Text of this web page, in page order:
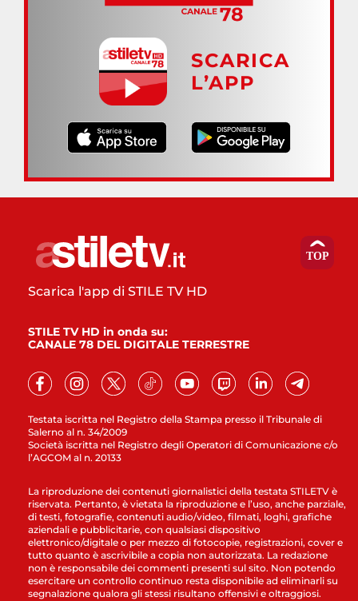
SCARICA
L’APP
Testata iscritta nel Registro della Stampa presso il Tribunale di
Salerno al n. 34/2009
Società iscritta nel Registro degli Operatori di Comunicazione c/o
l’AGCOM al n. 20133
Scarica l'app di STILE TV HD
STILE TV HD in onda su:
CANALE 78 DEL DIGITALE TERRESTRE
La riproduzione dei contenuti giornalistici della testata STILETV è
riservata. Pertanto, è vietata la riproduzione e l’uso, anche parziale,
di testi, fotografie, contenuti audio/video, filmati, loghi, grafiche
aziendali e pubblicitarie, con qualsiasi dispositivo
elettronico/digitale o per mezzo di fotocopie, registrazioni, cover e
tutto quanto è ascrivibile a copia non autorizzata. La redazione
non è responsabile dei commenti presenti sul sito. Non potendo
esercitare un controllo continuo resta disponibile ad eliminarli su
segnalazione qualora gli stessi risultano offensivi e oltraggiosi.